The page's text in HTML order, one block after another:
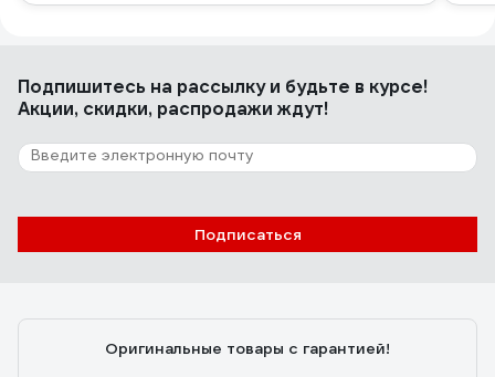
Подпишитесь на рассылкуи будьте в курсе!
Акции, скидки, распродажи ждут!
Подписаться
Оригинальные товары с гарантией!